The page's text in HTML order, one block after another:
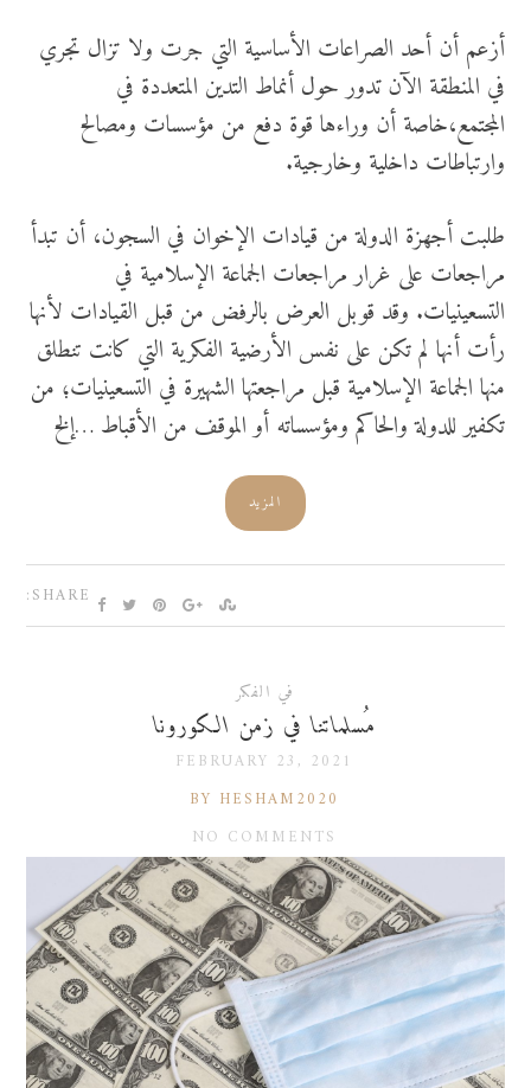
أزعم أن أحد الصراعات الأساسية التي جرت ولا تزال تجري
في المنطقة الآن تدور حول أنماط التدين المتعددة في
المجتمع،خاصة أن وراءها قوة دفع من مؤسسات ومصالح
وارتباطات داخلية وخارجية.
طلبت أجهزة الدولة من قيادات الإخوان في السجون، أن تبدأ
مراجعات على غرار مراجعات الجماعة الإسلامية في
التسعينيات. وقد قوبل العرض بالرفض من قبل القيادات لأنها
رأت أنها لم تكن على نفس الأرضية الفكرية التي كانت تنطلق
منها الجماعة الإسلامية قبل مراجعتها الشهيرة في التسعينيات؛ من
تكفير للدولة والحاكم ومؤسساته أو الموقف من الأقباط …إلخ
المزيد
SHARE:
في الفكر
مُسلماتنا في زمن الكورونا
FEBRUARY 23, 2021
BY HESHAM2020
NO COMMENTS